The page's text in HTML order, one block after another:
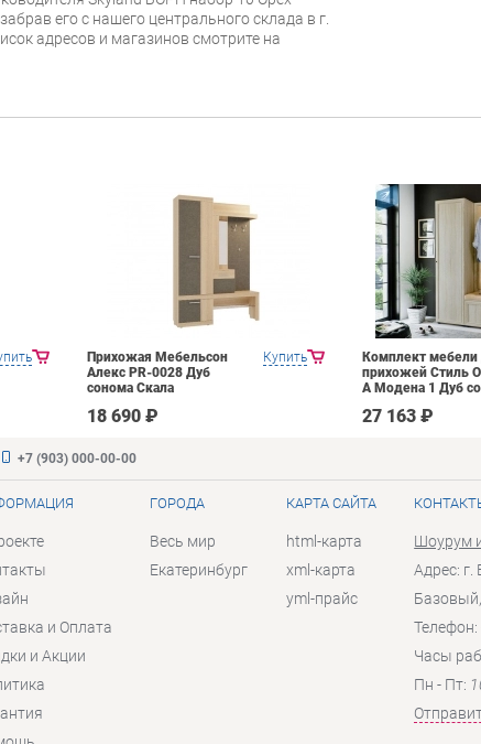
его с нашего центрального склада в г.
адресов и магазинов смотрите на
Купить
Прихожая Мебельсон
Алекс PR-0028 Дуб
сонома Скала
18 690 ₽
Комплект мебели
прихожей Стиль
А Модена 1 Дуб
27 163 ₽
+7 (903) 000-00-00
и Оплата
и Акции
ГОРОДА
Весь мир
Екатеринбург
КАРТА САЙТА
html-карта
xml-карта
yml-прайс
Шоурум
Адрес: г.
Часы
Пн - Пт: